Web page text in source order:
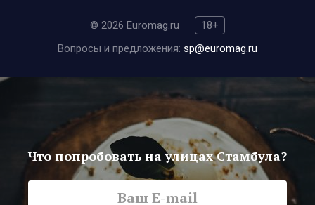
© 2026 Euromag.ru
18+
Вопросы и предложения: sp@euromag.ru
Что попробовать на улицах Стамбула?